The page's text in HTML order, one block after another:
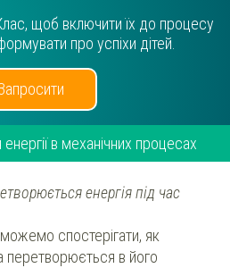
щоб включити їх до процесу
про успіхи дітей.
в механічних процесах
енергія під час
спостерігати, як
перетворюється в його